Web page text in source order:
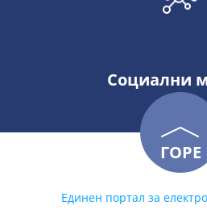
Социални
ГОРЕ
Единен портал за